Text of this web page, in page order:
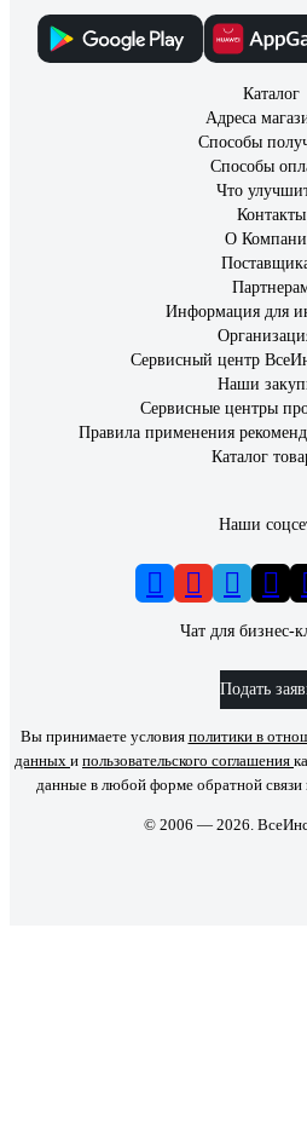
Каталог
Адреса
Способы
Способы
Что
Контакты
О
Информация для
Сервисный центр
Наши
Сервисные центры
Правила применения
Каталог
Наши
Чат для бизнес-
Подать
Вы принимаете условия политики в
данных и пользовательского соглашения
данные в любой форме обратной
© 2006 — 2026.